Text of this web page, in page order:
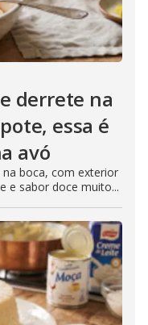
derrete na
essa é
avó
na boca, com exterior
e sabor doce muito...